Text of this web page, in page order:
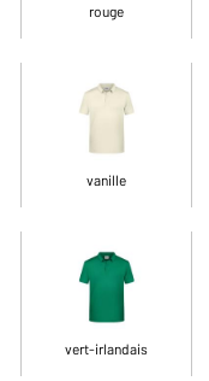
rouge
vanille
vert-irlandais